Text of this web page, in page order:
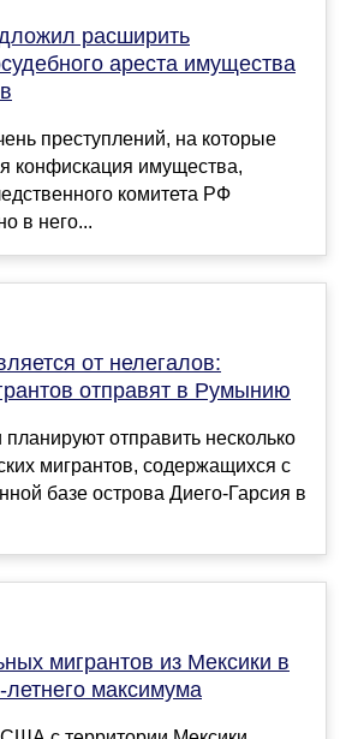
расширить
ареста имущества
преступлений, на которые
конфискация имущества,
комитета РФ
в него...
от нелегалов:
отправят в Румынию
отправить несколько
мигрантов, содержащихся с
базе острова Диего-Гарсия в
мигрантов из Мексики в
максимума